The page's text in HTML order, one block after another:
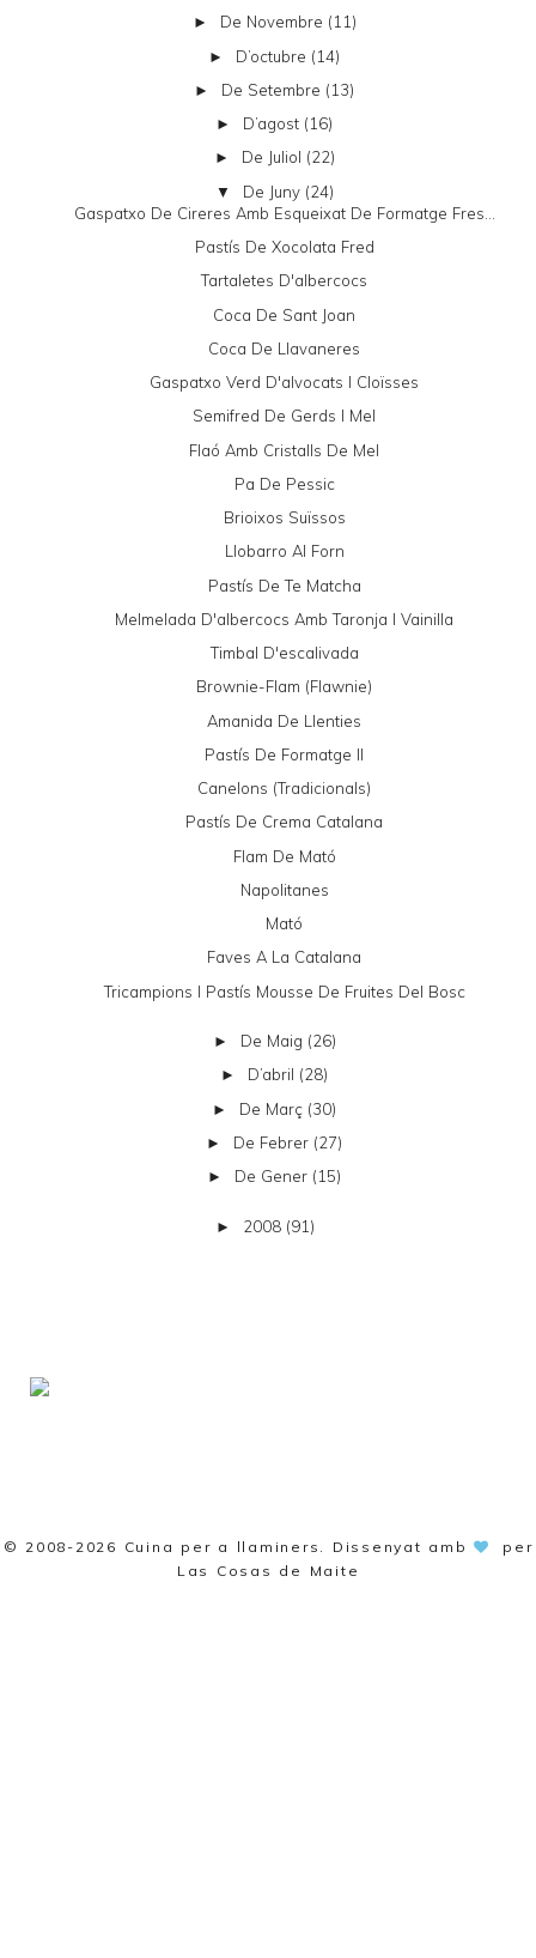
► De Novembre (11)
► D’octubre (14)
► De Setembre (13)
► D’agost (16)
► De Juliol (22)
▼ De Juny (24)
Gaspatxo De Cireres Amb Esqueixat De Formatge Fres...
Pastís De Xocolata Fred
Tartaletes D'albercocs
Coca De Sant Joan
Coca De Llavaneres
Gaspatxo Verd D'alvocats I Cloïsses
Semifred De Gerds I Mel
Flaó Amb Cristalls De Mel
Pa De Pessic
Brioixos Suïssos
Llobarro Al Forn
Pastís De Te Matcha
Melmelada D'albercocs Amb Taronja I Vainilla
Timbal D'escalivada
Brownie-Flam (Flawnie)
Amanida De Llenties
Pastís De Formatge II
Canelons (tradicionals)
Pastís De Crema Catalana
Flam De Mató
Napolitanes
Mató
Faves A La Catalana
Tricampions I Pastís Mousse De Fruites Del Bosc
► De Maig (26)
► D’abril (28)
► De Març (30)
► De Febrer (27)
► De Gener (15)
► 2008 (91)
© 2008-2026 Cuina per a llaminers . Dissenyat amb
per
Las Cosas de Maite